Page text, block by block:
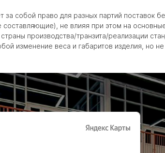
за собой право для разных партий поставок
не влияя при этом на
производства/транзита/реализации
изменение веса и габаритов изделия, но